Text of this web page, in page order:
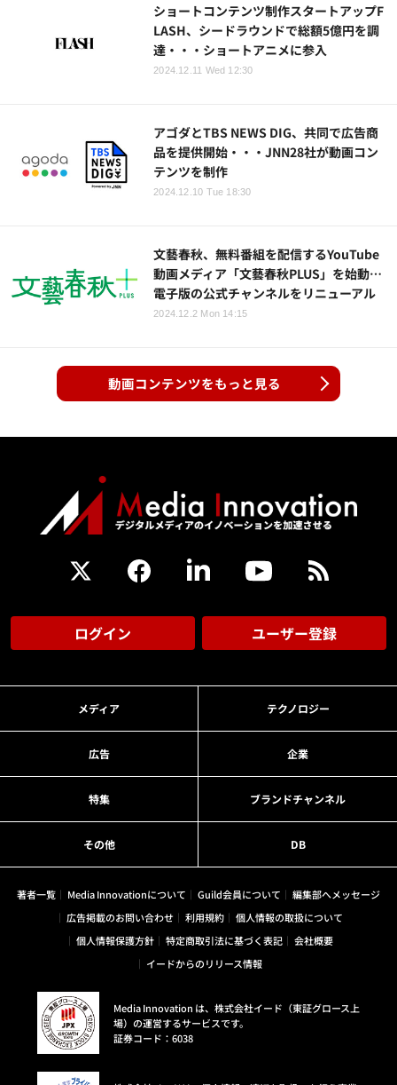
ショートコンテンツ制作スタートアップF
LASH、シードラウンドで総額5億円を調
達・・・ショートアニメに参入
2024.12.11 Wed 12:30
アゴダとTBS NEWS DIG、共同で広告商
品を提供開始・・・JNN28社が動画コン
テンツを制作
2024.12.10 Tue 18:30
文藝春秋、無料番組を配信するYouTube
動画メディア「文藝春秋PLUS」を始動…
電子版の公式チャンネルをリニューアル
2024.12.2 Mon 14:15
動画コンテンツをもっと見る
ログイン ユーザー登録
メディア テクノロジー
広告 企業
特集 ブランドチャンネル
その他 DB
著者一覧 Media Innovationについて Guild会員について
編集部へメッセージ
広告掲載のお問い合わせ
利用規約
個人情報の取扱について
個人情報保護方針
特定商取引法に基づく表記
会社概要
イードからのリリース情報
Media Innovation は、株式会社イード（東証グロース上
場）の運営するサービスです。
証券コード：6038